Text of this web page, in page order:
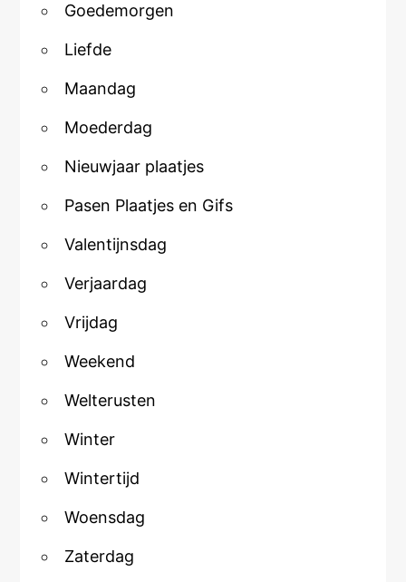
Goedemorgen
Liefde
Maandag
Moederdag
Nieuwjaar plaatjes
Pasen Plaatjes en Gifs
Valentijnsdag
Verjaardag
Vrijdag
Weekend
Welterusten
Winter
Wintertijd
Woensdag
Zaterdag